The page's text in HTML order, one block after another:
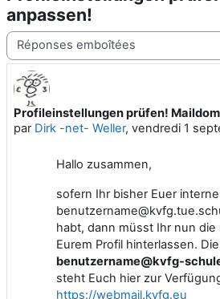
anpassen!
Type d’affichage
Profileinstellungen prüfen!
par Dirk -net- Weller, vendredi 1
Nombre de réponses : 0
Hallo zusammen,
sofern Ihr bisher Euer
habt, dann müsst Ihr nun die
Eurem Profil hinterlassen.
benutzername@kvfg-
steht Euch hier zur
https://webmail.kvfg.eu